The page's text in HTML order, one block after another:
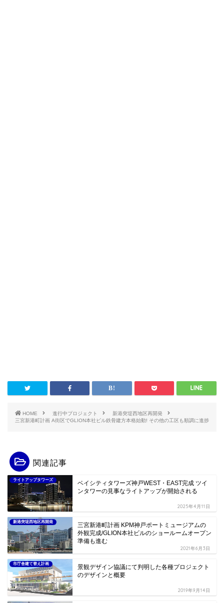
HOME 進行中プロジェクト
新港突堤西地区再開発
三宮新港町計画 A街区でGLION本社ビル鉄骨建方本格始動! その他の工区も順調に進捗
関連記事
ライトアップタワーズ
ベイシティタワーズ神戸WEST・EAST完成 ツイ
ンタワーの見事なライトアップが開始される
2025年4月11日
新港突堤西地区再開発
三宮新港町計画 KPM神戸ポートミュージアムの
外観完成/GLION本社ビルのショールームオープン
準備も進む
2021年6月3日
市庁舎建て替え計画
景観デザイン協議にて判明した各種プロジェクト
のデザインと概要
2019年9月14日